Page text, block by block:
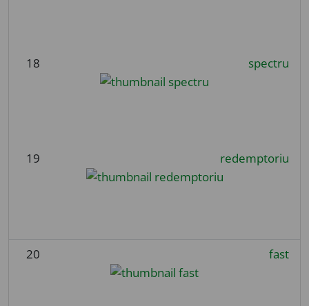
18 spectru
19 redemptoriu
20 fast